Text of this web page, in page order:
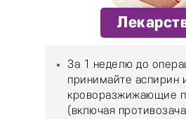
За 1 неделю до
принимайте аспирин
кроворазжижающие
(включая